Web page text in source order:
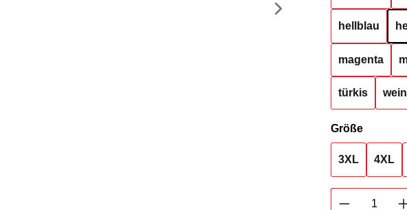
hellblau
magenta
türkis
Größe
3XL 4XL
Produkt